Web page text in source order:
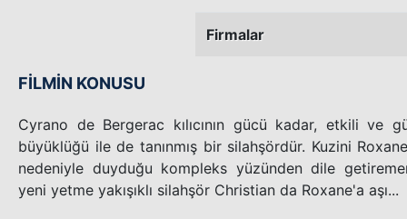
Firmalar
FİLMİN KONUSU
Cyrano de Bergerac kılıcının gücü kadar, etkili ve
büyüklüğü ile de tanınmış bir silahşördür. Kuzini
nedeniyle duyduğu kompleks yüzünden dile
yeni yetme yakışıklı silahşör Christian da Roxane'a aşı...